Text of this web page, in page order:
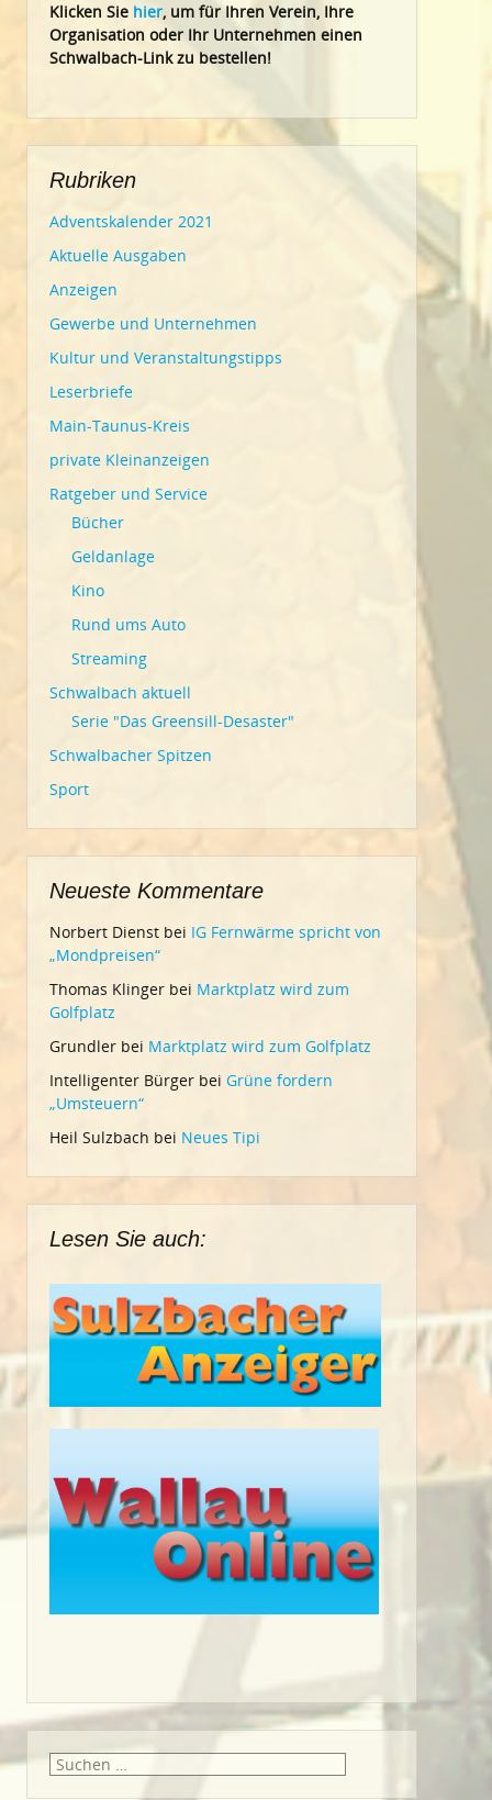
Klicken Sie hier, um für Ihren Verein, Ihre
Organisation oder Ihr Unternehmen einen
Schwalbach-Link zu bestellen!
Rubriken
Adventskalender 2021
Aktuelle Ausgaben
Anzeigen
Gewerbe und Unternehmen
Kultur und Veranstaltungstipps
Leserbriefe
Main-Taunus-Kreis
private Kleinanzeigen
Ratgeber und Service
Bücher
Geldanlage
Kino
Rund ums Auto
Streaming
Schwalbach aktuell
Serie "Das Greensill-Desaster"
Schwalbacher Spitzen
Sport
Neueste Kommentare
Norbert Dienst bei IG Fernwärme spricht von
„Mondpreisen“
Thomas Klinger bei Marktplatz wird zum
Golfplatz
Grundler bei Marktplatz wird zum Golfplatz
Intelligenter Bürger bei Grüne fordern
„Umsteuern“
Heil Sulzbach bei Neues Tipi
Lesen Sie auch:
Suche